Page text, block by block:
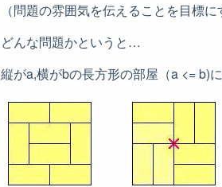
（問題の雰囲気を伝えることを目標
どんな問題かというと…
縦がa,横がbの長方形の部屋（a <= b)